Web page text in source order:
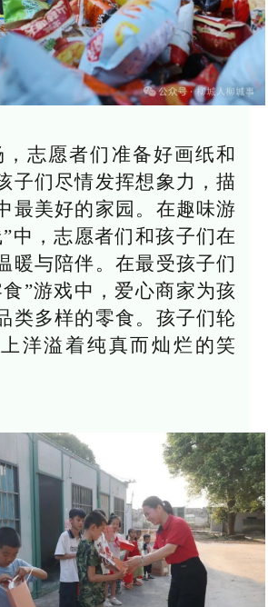
志愿者们准备好画纸和
子们尽情发挥想象力，描
最美好的家园。在趣味游
中，志愿者们和孩子们在
暖与陪伴。在最受孩子们
”游戏中，爱心商家为孩
类多样的零食。孩子们轮
洋溢着纯真而灿烂的笑